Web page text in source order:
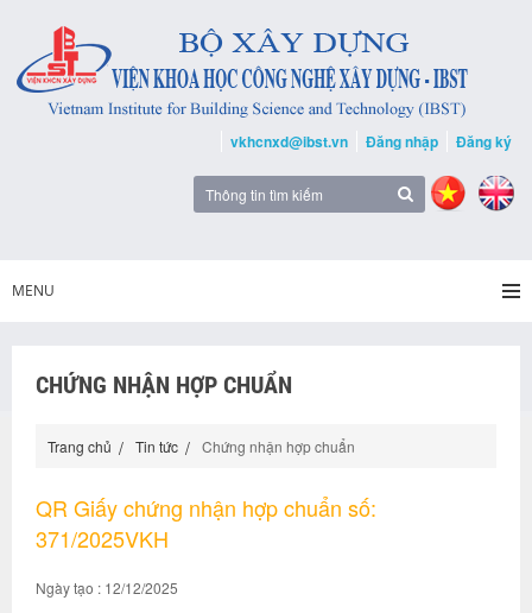
vkhcnxd@ibst.vn Đăng nhập Đăng ký
MENU
CHỨNG NHẬN HỢP CHUẨN
Trang chủ Tin tức Chứng nhận hợp chuẩn
QR Giấy chứng nhận hợp chuẩn số:
371/2025VKH
Ngày tạo : 12/12/2025